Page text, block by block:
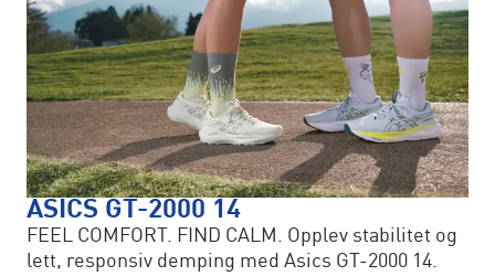
ASICS GT-2000 14
FEEL COMFORT. FIND CALM. Opplev stabilitet og
lett, responsiv demping med Asics GT-2000 14.